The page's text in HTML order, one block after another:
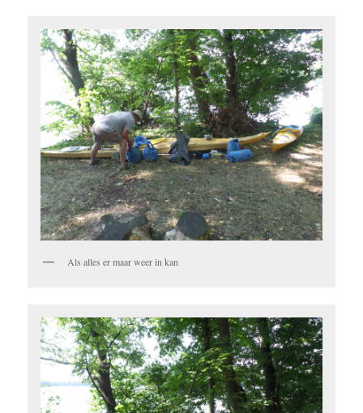
Als alles er maar weer in kan